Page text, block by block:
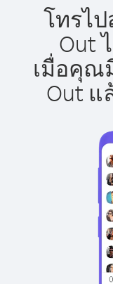
โทรไ
Out
เมื่อคุณ
Out แ